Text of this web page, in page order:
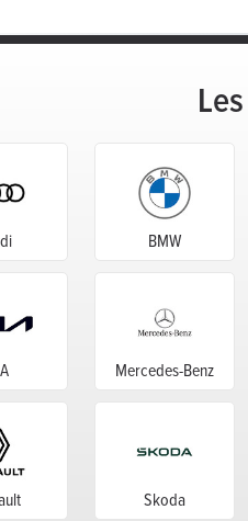
BMW
Mercedes-Benz
Skoda